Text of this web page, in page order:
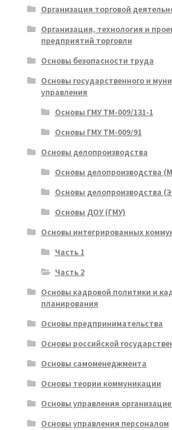
Организация торговой
Организация, технология и
предприятий торговли
Основы безопасности труда
Основы государственного и
управления
Основы ГМУ ТМ-009/131-1
Основы ГМУ ТМ-009/91
Основы делопроизводства
Основы делопроизводства
Основы делопроизводства
Основы ДОУ (ГМУ)
Основы интегрированных
Часть 1
Часть 2
Основы кадровой политики и
планирования
Основы предпринимательства
Основы российской
Основы самоменеджмента
Основы теории коммуникации
Основы управления
Основы управления персоналом